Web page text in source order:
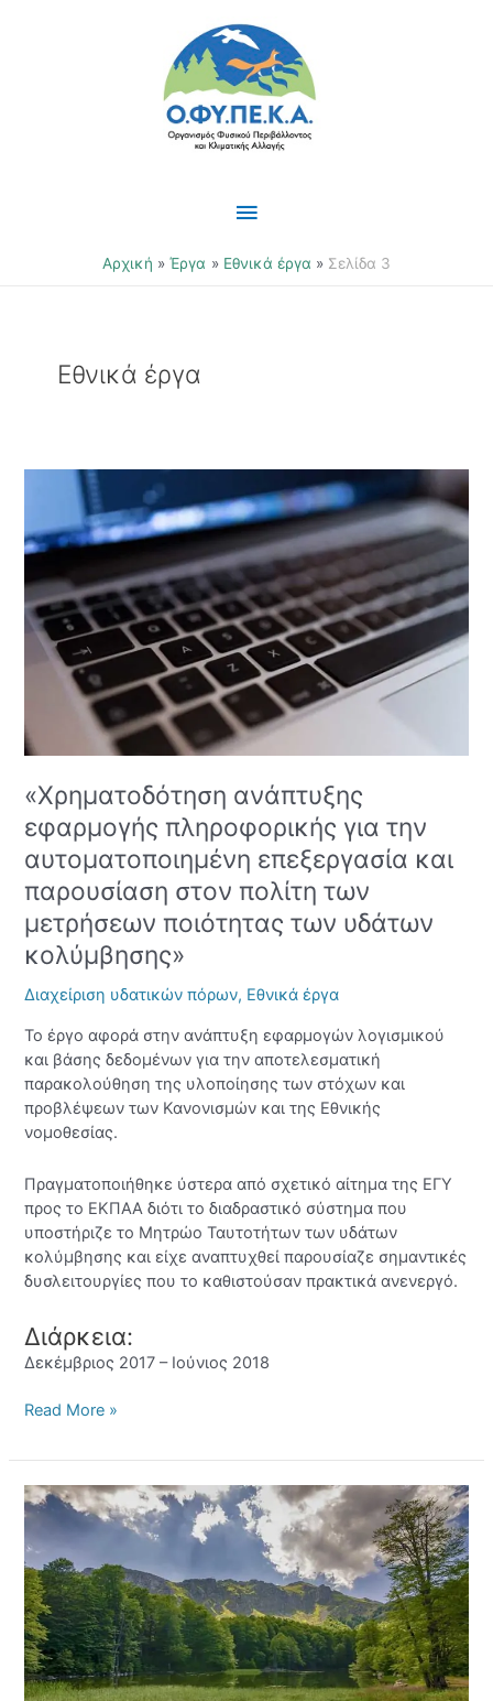
Κύριο
Μενού
Αρχική Έργα Εθνικά έργα Σελίδα 3
Εθνικά έργα
«Χρηματοδότηση ανάπτυξης
εφαρμογής πληροφορικής για την
αυτοματοποιημένη επεξεργασία και
παρουσίαση στον πολίτη των
μετρήσεων ποιότητας των υδάτων
κολύμβησης»
Διαχείριση υδατικών πόρων, Εθνικά έργα
Το έργο αφορά στην ανάπτυξη εφαρμογών λογισμικού
και βάσης δεδομένων για την αποτελεσματική
παρακολούθηση της υλοποίησης των στόχων και
προβλέψεων των Κανονισμών και της Εθνικής
νομοθεσίας.
Πραγματοποιήθηκε ύστερα από σχετικό αίτημα της ΕΓΥ
προς το ΕΚΠΑΑ διότι το διαδραστικό σύστημα που
υποστήριζε το Μητρώο Ταυτοτήτων των υδάτων
κολύμβησης και είχε αναπτυχθεί παρουσίαζε σημαντικές
δυσλειτουργίες που το καθιστούσαν πρακτικά ανενεργό.
Διάρκεια:
Δεκέμβριος 2017 – Ιούνιος 2018
«Χρηματοδότηση
ανάπτυξης
εφαρμογής
πληροφορικής
για
την
αυτοματοποιημένη
επεξεργασία
παρουσίαση
στον
πολίτη
μετρήσεων
ποιότητας
των
υδάτων
κολύμβησης»
Read More »
MAES:
Σύνταξη
τεχνικού
οδηγού
χαρτογράφησης
και
αξιολόγησης
των
οικοσυστημάτων